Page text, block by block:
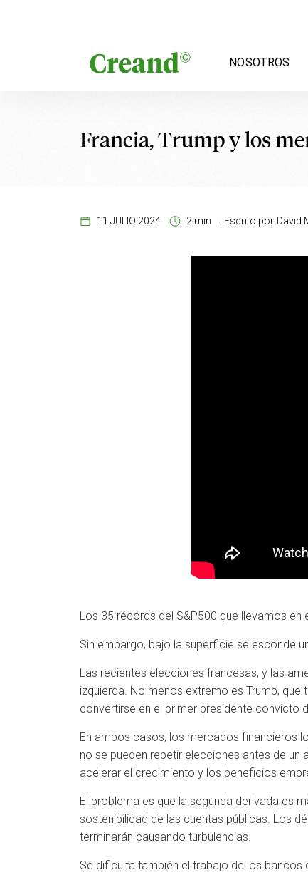
NOSOTROS
Francia, Trump y los
11 JULIO 2024 2 min Escrito por David
Los 35 récords del S&P500 que llevamos
Sin embargo, bajo la superficie se esconde
Las recientes elecciones francesas, y las
izquierda. No menos extremo es Trump,
convertirse en el primer presidente convicto
En ambos casos, los mercados financieros
no se pueden repetir elecciones antes de
acelerar el crecimiento y los beneficios
El problema es que la segunda derivada es
sostenibilidad de las cuentas públicas. Los
terminarán causando turbulencias.
Se dificulta también el trabajo de los